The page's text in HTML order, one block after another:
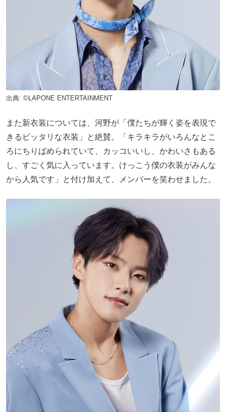
出典: ©LAPONE ENTERTAINMENT
また新衣装については、河野が「僕たちが輝く姿を表現で
きるピッタリな衣装」と絶賛。「キラキラがいろんなとこ
ろにちりばめられていて、カッコいいし、かわいさもある
し、すごく気に入っています。けっこう僕の衣装がみんな
から人気です」と付け加えて、メンバーを笑わせました。